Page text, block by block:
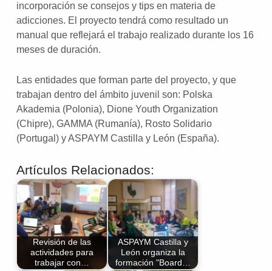
incorporación se consejos y tips en materia de
adicciones. El proyecto tendrá como resultado un
manual que reflejará el trabajo realizado durante los 16
meses de duración.
Las entidades que forman parte del proyecto, y que
trabajan dentro del ámbito juvenil son: Polska
Akademia (Polonia), Dione Youth Organization
(Chipre), GAMMA (Rumanía), Rosto Solidario
(Portugal) y ASPAYM Castilla y León (España).
Artículos Relacionados:
Revisión de las
actividades para
trabajar con…
ASPAYM Castilla y
León organiza la
formación "Board…